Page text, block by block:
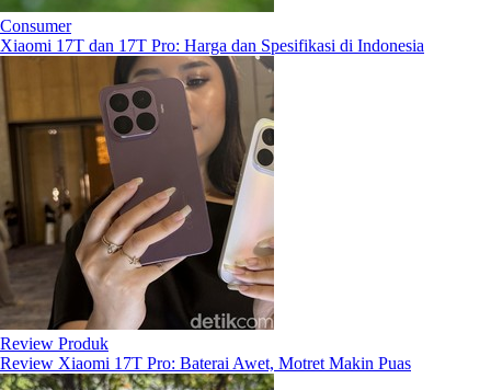
Consumer
Xiaomi 17T dan 17T Pro: Harga dan Spesifikasi di Indonesia
Review Produk
Review Xiaomi 17T Pro: Baterai Awet, Motret Makin Puas